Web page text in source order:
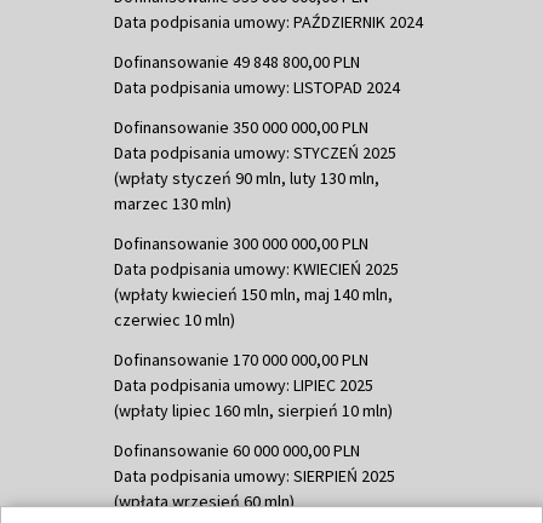
Data podpisania umowy: PAŹDZIERNIK 2024
Dofinansowanie 49 848 800,00 PLN
Data podpisania umowy: LISTOPAD 2024
Dofinansowanie 350 000 000,00 PLN
Data podpisania umowy: STYCZEŃ 2025
(wpłaty styczeń 90 mln, luty 130 mln,
marzec 130 mln)
Dofinansowanie 300 000 000,00 PLN
Data podpisania umowy: KWIECIEŃ 2025
(wpłaty kwiecień 150 mln, maj 140 mln,
czerwiec 10 mln)
Dofinansowanie 170 000 000,00 PLN
Data podpisania umowy: LIPIEC 2025
(wpłaty lipiec 160 mln, sierpień 10 mln)
Dofinansowanie 60 000 000,00 PLN
Data podpisania umowy: SIERPIEŃ 2025
(wpłata wrzesień 60 mln)